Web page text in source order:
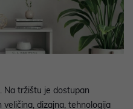
Na tržištu je dostupan
dizajna, tehnologija